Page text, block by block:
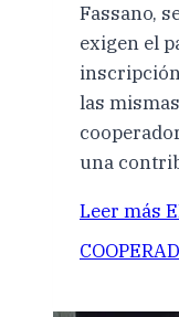
Fassano,
exigen el
las
una
Leer más